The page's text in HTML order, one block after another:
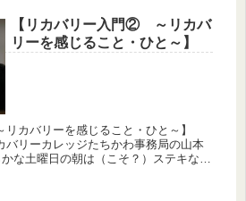
【リカバリー入門② ～リカバ
リーを感じること・ひと～】
リカバリーを感じること・ひと～】
バリーカレッジたちかわ事務局の山本
土曜日の朝は（こそ？）ステキな講